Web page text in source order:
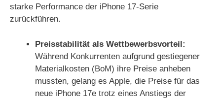
starke Performance der iPhone 17-Serie
zurückführen.
Preisstabilität als Wettbewerbsvorteil:
Während Konkurrenten aufgrund gestiegener
Materialkosten (BoM) ihre Preise anheben
mussten, gelang es Apple, die Preise für das
neue iPhone 17e trotz eines Anstiegs der